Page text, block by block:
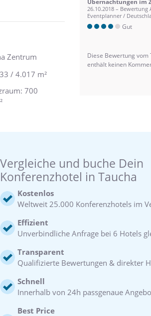
Zentrum
/ 4.017 m²
700
26.10.2018 – Bewertung
Eventplanner /
Gut
Diese Bewertung vom
enthält keinen
Vergleiche und buche Dein
Konferenzhotel in Taucha
Kostenlos
Weltweit 25.000 Konferenzhotels im
Effizient
Unverbindliche Anfrage bei 6 Hotels
Transparent
Qualifizierte Bewertungen & direkter
Schnell
Innerhalb von 24h passgenaue
Best Price